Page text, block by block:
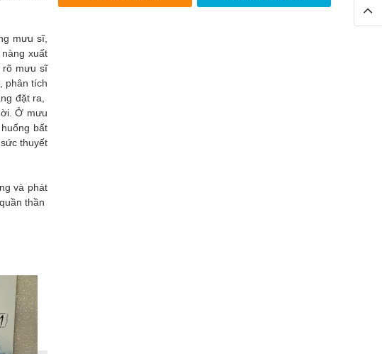
mưu sĩ,
xuất
rõ mưu sĩ
phân tích
đặt ra,
Ở mưu
bất
thuyết
và phát
thần